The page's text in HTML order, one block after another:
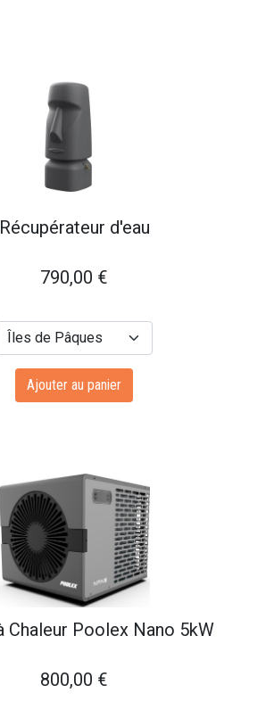
Récupérateur d'eau
790,00 €
Ajouter au panier
Chaleur Poolex Nano 5kW
800,00 €